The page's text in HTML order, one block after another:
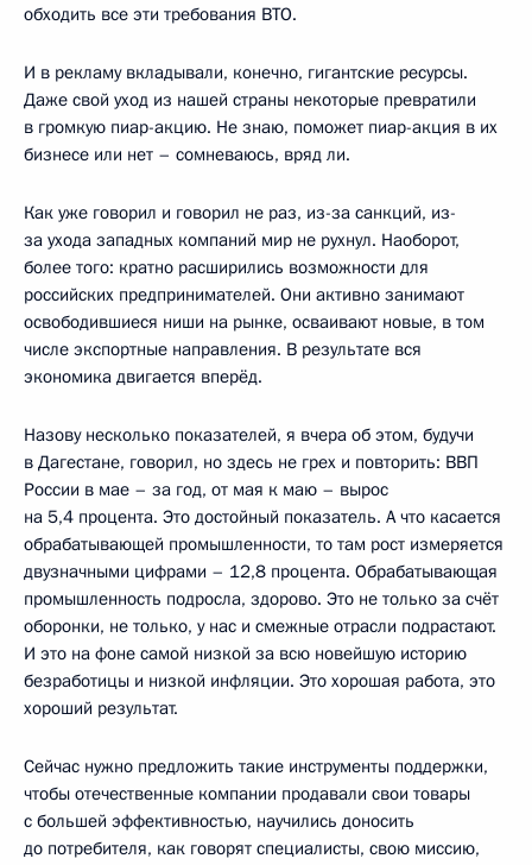
обходить все эти требования ВТО.
И в рекламу вкладывали, конечно, гигантские ресурсы.
Даже свой уход из нашей страны некоторые превратили
в громкую пиар-акцию. Не знаю, поможет пиар-акция в их
бизнесе или нет – сомневаюсь, вряд ли.
Как уже говорил и говорил не раз, из-за санкций, из-
за ухода западных компаний мир не рухнул. Наоборот,
более того: кратно расширились возможности для
российских предпринимателей. Они активно занимают
освободившиеся ниши на рынке, осваивают новые, в том
числе экспортные направления. В результате вся
экономика двигается вперёд.
Назову несколько показателей, я вчера об этом, будучи
в Дагестане, говорил, но здесь не грех и повторить: ВВП
России в мае – за год, от мая к маю – вырос
на 5,4 процента. Это достойный показатель. А что касается
обрабатывающей промышленности, то там рост измеряется
двузначными цифрами – 12,8 процента. Обрабатывающая
промышленность подросла, здорово. Это не только за счёт
оборонки, не только, у нас и смежные отрасли подрастают.
И это на фоне самой низкой за всю новейшую историю
безработицы и низкой инфляции. Это хорошая работа, это
хороший результат.
Сейчас нужно предложить такие инструменты поддержки,
чтобы отечественные компании продавали свои товары
с большей эффективностью, научились доносить
до потребителя, как говорят специалисты, свою миссию,